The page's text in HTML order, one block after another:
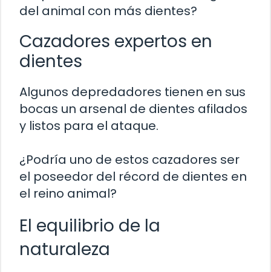
del animal con más dientes?
Cazadores expertos en
dientes
Algunos depredadores tienen en sus
bocas un arsenal de dientes afilados
y listos para el ataque.
¿Podría uno de estos cazadores ser
el poseedor del récord de dientes en
el reino animal?
El equilibrio de la
naturaleza